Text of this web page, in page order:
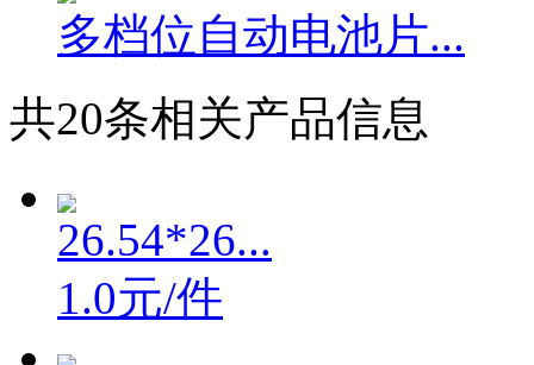
多档位自动电池片...
共20条相关产品信息
26.54*26...
1.0元/件